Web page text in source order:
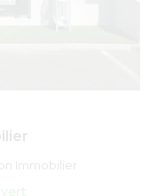
Immobilier